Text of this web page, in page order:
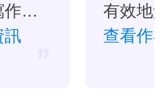
經
過
訊
有效地
題。…
查看作